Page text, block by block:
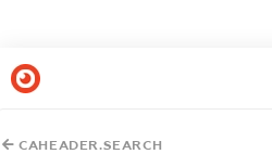
CAHEADER.SEARCH